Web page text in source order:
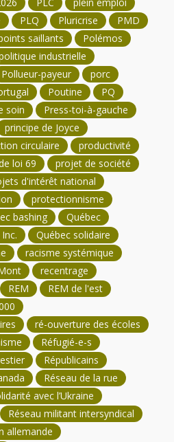
PLQ Pluricrise
PMD
saillants
Polémos
industrielle
Pollueur-payeur
porc
Poutine
PQ
soin
Press-toi-à-gauche
principe de Joyce
circulaire
productivité
loi 69
projet de société
d'intérêt national
protectionnisme
bashing
Québec
Québec solidaire
racisme systémique
recentrage
REM
REM de l'est
ré-ouverture des écoles
Réfugié-e-s
Républicains
Réseau de la rue
avec l’Ukraine
Réseau militant intersyndical
allemande